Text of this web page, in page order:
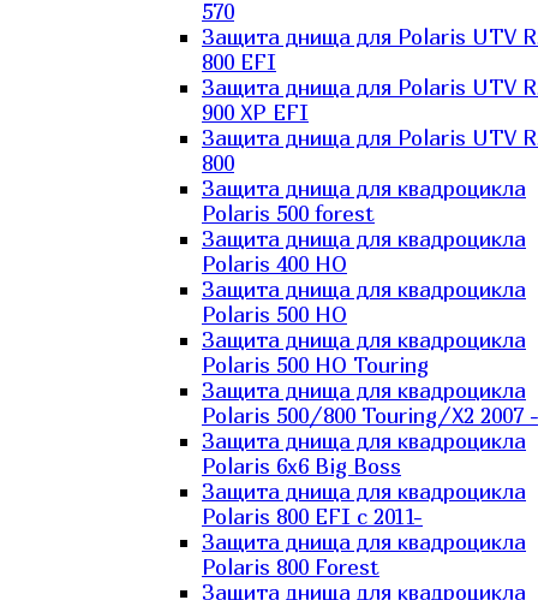
570
Защита днища для Polaris UTV
800 EFI
Защита днища для Polaris UTV
900 XP EFI
Защита днища для Polaris UTV
800
Защита днища для квадроцикла
Polaris 500 forest
Защита днища для квадроцикла
Polaris 400 HO
Защита днища для квадроцикла
Polaris 500 HO
Защита днища для квадроцикла
Polaris 500 HO Touring
Защита днища для квадроцикла
Polaris 500/800 Touring/X2 2007 -
Защита днища для квадроцикла
Polaris 6х6 Big Boss
Защита днища для квадроцикла
Polaris 800 EFI с 2011-
Защита днища для квадроцикла
Polaris 800 Forest
Защита днища для квадроцикла